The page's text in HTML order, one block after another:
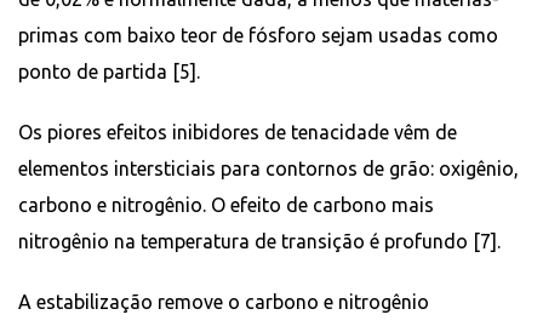
primas com baixo teor de fósforo sejam usadas como
ponto de partida [5].
Os piores efeitos inibidores de tenacidade vêm de
elementos intersticiais para contornos de grão: oxigênio,
carbono e nitrogênio. O efeito de carbono mais
nitrogênio na temperatura de transição é profundo [7].
A estabilização remove o carbono e nitrogênio